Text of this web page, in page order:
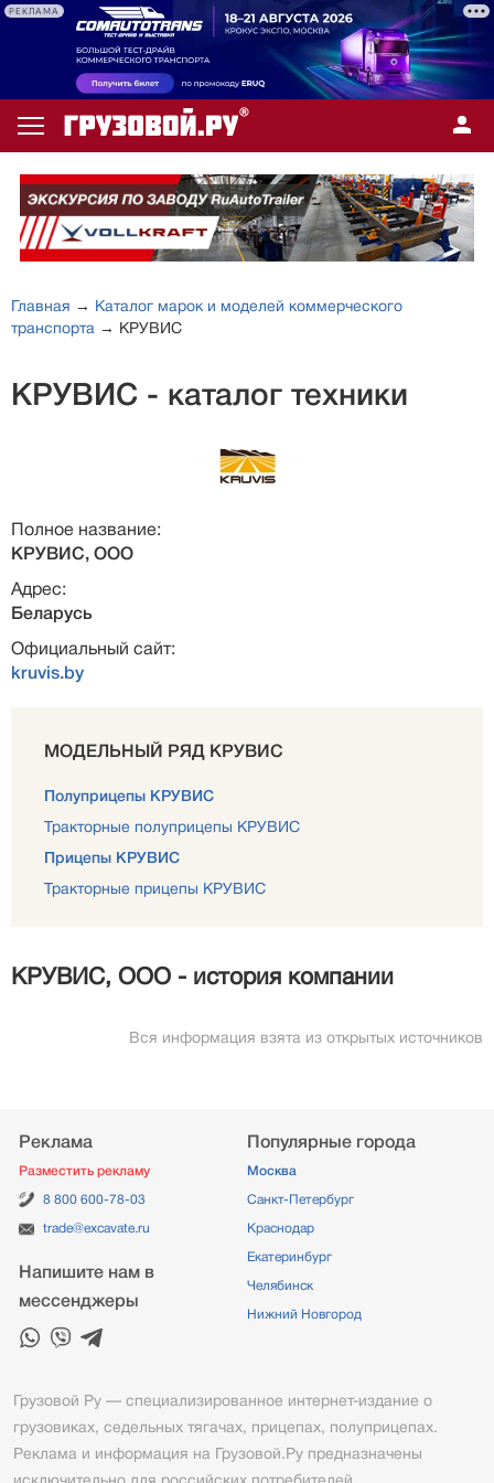
РЕКЛАМА
Главная → Каталог марок и моделей коммерческого
транспорта → КРУВИС
КРУВИС - каталог техники
Полное название:
КРУВИС, ООО
Адрес:
Беларусь
Официальный сайт:
kruvis.by
МОДЕЛЬНЫЙ РЯД КРУВИС
Полуприцепы КРУВИС
Тракторные полуприцепы КРУВИС
Прицепы КРУВИС
Тракторные прицепы КРУВИС
КРУВИС, ООО - история компании
Вся информация взята из открытых источников
Реклама
Разместить рекламу
8 800 600-78-03
trade@excavate.ru
Напишите нам в
мессенджеры
Популярные города
Москва
Санкт-Петербург
Краснодар
Екатеринбург
Челябинск
Нижний Новгород
Грузовой Ру — специализированное интернет-издание о
грузовиках, седельных тягачах, прицепах, полуприцепах.
Реклама и информация на Грузовой.Ру предназначены